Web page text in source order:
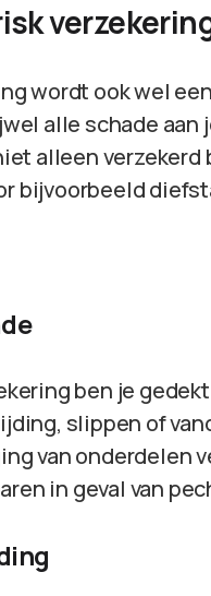
wordt ook wel
alle schade
alleen verzekerd
bijvoorbeeld
ben je
slippen of
van onderdelen
in geval van